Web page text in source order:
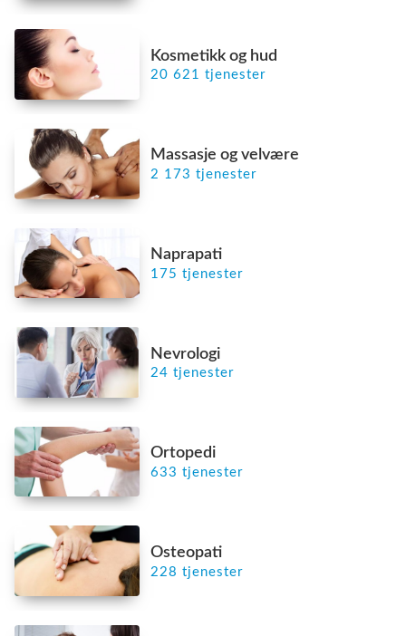
Kosmetikk og hud
20 621 tjenester
Massasje og velvære
2 173 tjenester
Naprapati
175 tjenester
Nevrologi
24 tjenester
Ortopedi
633 tjenester
Osteopati
228 tjenester